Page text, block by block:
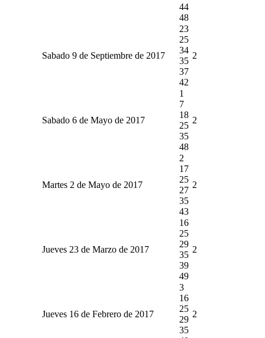
44
48
Sabado 9 de Septiembre de 2017
23
25
34
35
37
42
2
Sabado 6 de Mayo de 2017
1
7
18
25
35
48
2
Martes 2 de Mayo de 2017
2
17
25
27
35
43
2
Jueves 23 de Marzo de 2017
16
25
29
35
39
49
2
Jueves 16 de Febrero de 2017
3
16
25
29
35
2